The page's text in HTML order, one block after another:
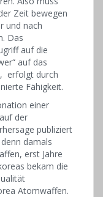
Zeit bewegen
und nach
Das
auf die
auf das
erfolgt durch
Fähigkeit.
einer
der
publiziert
damals
erst Jahre
bekam die
Atomwaffen.